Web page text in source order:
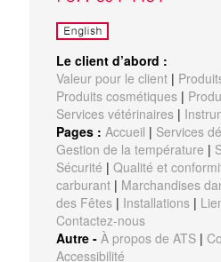
Le client d’abord :
Valeur pour le client |
Produits cosmétiques |
Services vétérinaires |
Pages : Accueil | Services
Gestion de la température |
Sécurité |Qualité et
carburant | Marchandises
des Fêtes | Installations |
Contactez-nous
Autre -À propos de ATS |
Accessibilité